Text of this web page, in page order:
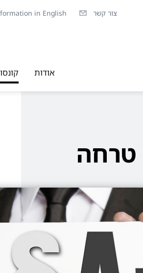
צור קשר in English
אודות
טרחה